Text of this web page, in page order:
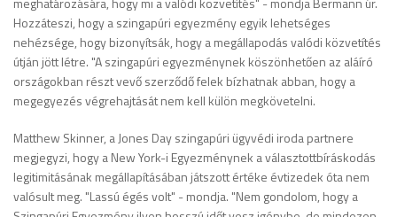
Hozzáteszi, hogy a szingapúri egyezmény egyik lehetséges
nehézsége, hogy bizonyítsák, hogy a megállapodás valódi közvetítés
útján jött létre. "A szingapúri egyezménynek köszönhetően az aláíró
országokban részt vevő szerződő felek bízhatnak abban, hogy a
megegyezés végrehajtását nem kell külön megkövetelni.
Matthew Skinner, a Jones Day szingapúri ügyvédi iroda partnere
megjegyzi, hogy a New York-i Egyezménynek a választottbíráskodás
legitimitásának megállapításában játszott értéke évtizedek óta nem
valósult meg. "Lassú égés volt" - mondja. "Nem gondolom, hogy a